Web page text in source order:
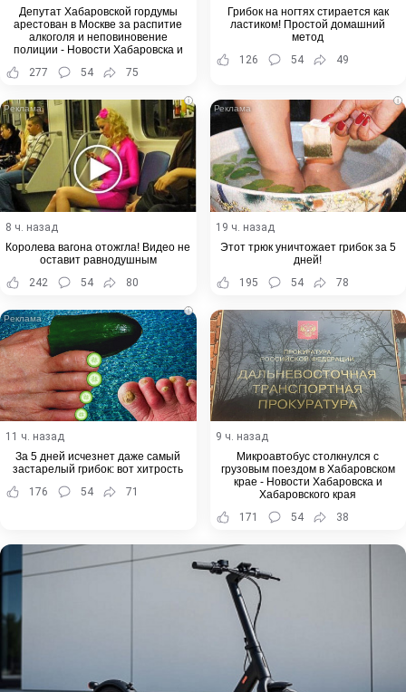
Депутат Хабаровской гордумы
арестован в Москве за распитие
алкоголя и неповиновение
полиции - Новости Хабаровска и
277 54 75
Грибок на ногтях стирается как
ластиком! Простой домашний
метод
126
54 49
i
8 ч. назад
Королева вагона отожгла! Видео не
оставит равнодушным
242
54 80
i
19 ч. назад
Этот трюк уничтожает грибок за 5
дней!
195
54 78
i
11 ч. назад
За 5 дней исчезнет даже самый
застарелый грибок: вот хитрость
176
54 71
9 ч. назад
Микроавтобус столкнулся с
грузовым поездом в Хабаровском
крае - Новости Хабаровска и
Хабаровского края
171
54 38